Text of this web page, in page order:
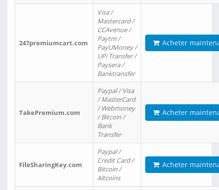
247premiumcart.com
Visa /
Mastercard /
CCAvenue /
Paytm /
PayUMoney /
UPi Transfer /
Paysera /
Banktransfer
Acheter
TakePremium.com
Paypal / Visa
/ MasterCard
/ Webmoney
/ Bitcoin /
Bank
Transfer
Acheter
FileSharingKey.com
Paypal /
Credit Card /
Bitcoin /
Altcoins
Acheter